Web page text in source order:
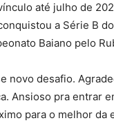
até julho de
a Série B
Baiano pelo
novo desafio.
Ansioso pra entrar
para o melhor da